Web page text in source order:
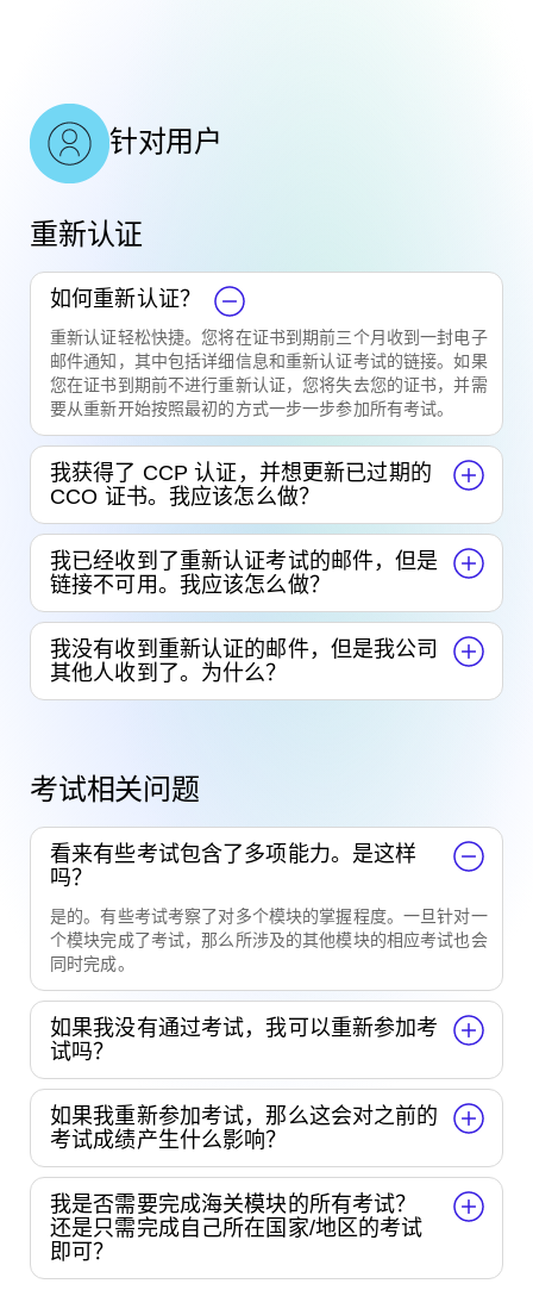
针对用户
重新认证
如何重新认证？
重新认证轻松快捷。您将在证书到期前三个月收到一封电子
邮件通知，其中包括详细信息和重新认证考试的链接。如果
您在证书到期前不进行重新认证，您将失去您的证书，并需
要从重新开始按照最初的方式一步一步参加所有考试。
我获得了 CCP 认证，并想更新已过期的
CCO 证书。我应该怎么做？
我已经收到了重新认证考试的邮件，但是
链接不可用。我应该怎么做？
我没有收到重新认证的邮件，但是我公司
其他人收到了。为什么？
考试相关问题
看来有些考试包含了多项能力。是这样
吗？
是的。有些考试考察了对多个模块的掌握程度。一旦针对一
个模块完成了考试，那么所涉及的其他模块的相应考试也会
同时完成。
如果我没有通过考试，我可以重新参加考
试吗？
如果我重新参加考试，那么这会对之前的
考试成绩产生什么影响？
我是否需要完成海关模块的所有考试？
还是只需完成自己所在国家/地区的考试
即可？